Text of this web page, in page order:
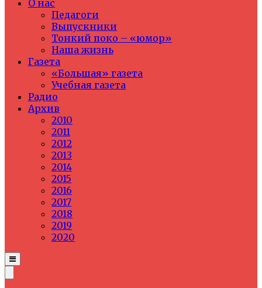
О нас
Педагоги
Выпускники
Тонкий поко – «юмор»
Наша жизнь
Газета
«Большая» газета
Учебная газета
Радио
Архив
2010
2011
2012
2013
2014
2015
2016
2017
2018
2019
2020